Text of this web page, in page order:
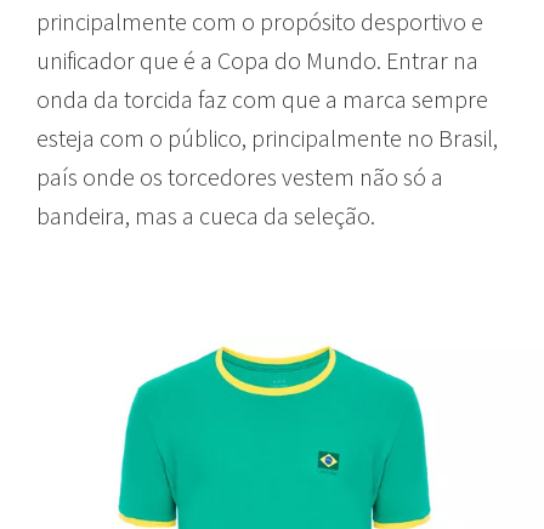
principalmente com o propósito desportivo e
unificador que é a Copa do Mundo. Entrar na
onda da torcida faz com que a marca sempre
esteja com o público, principalmente no Brasil,
país onde os torcedores vestem não só a
bandeira, mas a cueca da seleção.